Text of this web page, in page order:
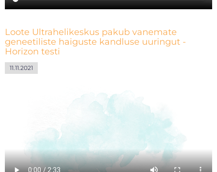
Loote Ultrahelikeskus pakub vanemate
geneetiliste haiguste kandluse uuringut -
Horizon testi
11.11.2021